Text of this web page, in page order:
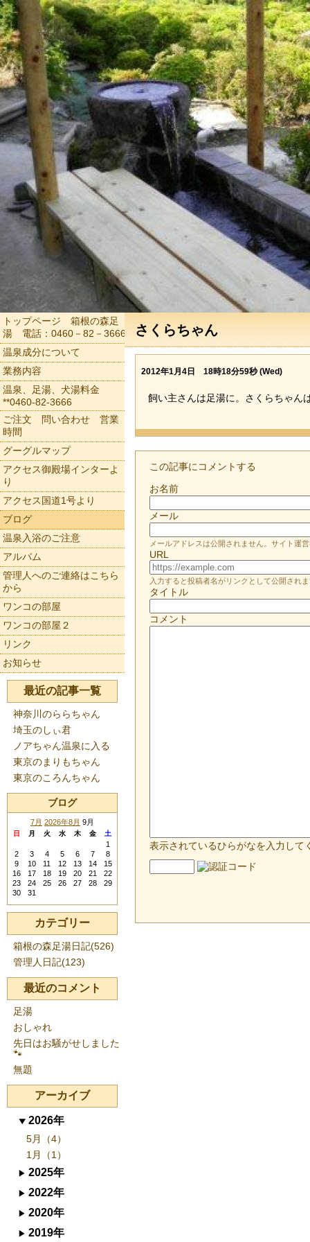
さくらちゃん
2012年1月4日 18時18分59秒 (Wed)
飼い主さんは足湯に。さくらちゃん
この記事にコメントする
お名前
メール
メールアドレスは公開されません。サイト運
URL
入力すると投稿者名がリンクとして公開され
タイトル
コメント
表示されているひらがなを入力して
トップページ 箱根の森足
湯 電話：0460－82－3666
温泉成分について
業務内容
温泉、足湯、犬湯料金
**0460-82-3666
ご注文 問い合わせ 営業
時間
グーグルマップ
アクセス御殿場インターよ
り
アクセス国道1号より
ブログ
温泉入浴のご注意
アルバム
管理人へのご連絡はこちら
から
ワンコの部屋
ワンコの部屋２
リンク
お知らせ
最近の記事一覧
神奈川のららちゃん
埼玉のしぃ君
ノアちゃん温泉に入る
東京のまりもちゃん
東京のころんちゃん
ブログ
7月 2026年8月 9月
日 月 火 水 木 金 土
1
2
3 4 5 6 7
8
9
10 11 12 13 14
15
16
17 18 19 20 21
22
23
24 25 26 27 28
29
30
31
カテゴリー
箱根の森足湯日記(526)
管理人日記(123)
最近のコメント
足湯
おしゃれ
先日はお騒がせしました
🐾
無題
アーカイブ
2026年
5月（4）
1月（1）
2025年
2022年
2020年
2019年